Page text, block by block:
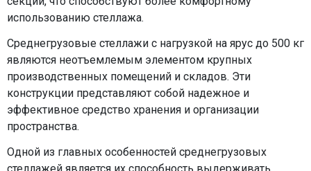
использованию стеллажа.
Среднегрузовые стеллажи с нагрузкой на ярус до 500 кг
являются неотъемлемым элементом крупных
производственных помещений и складов. Эти
конструкции представляют собой надежное и
эффективное средство хранения и организации
пространства.
Одной из главных особенностей среднегрузовых
стеллажей является их способность выдерживать